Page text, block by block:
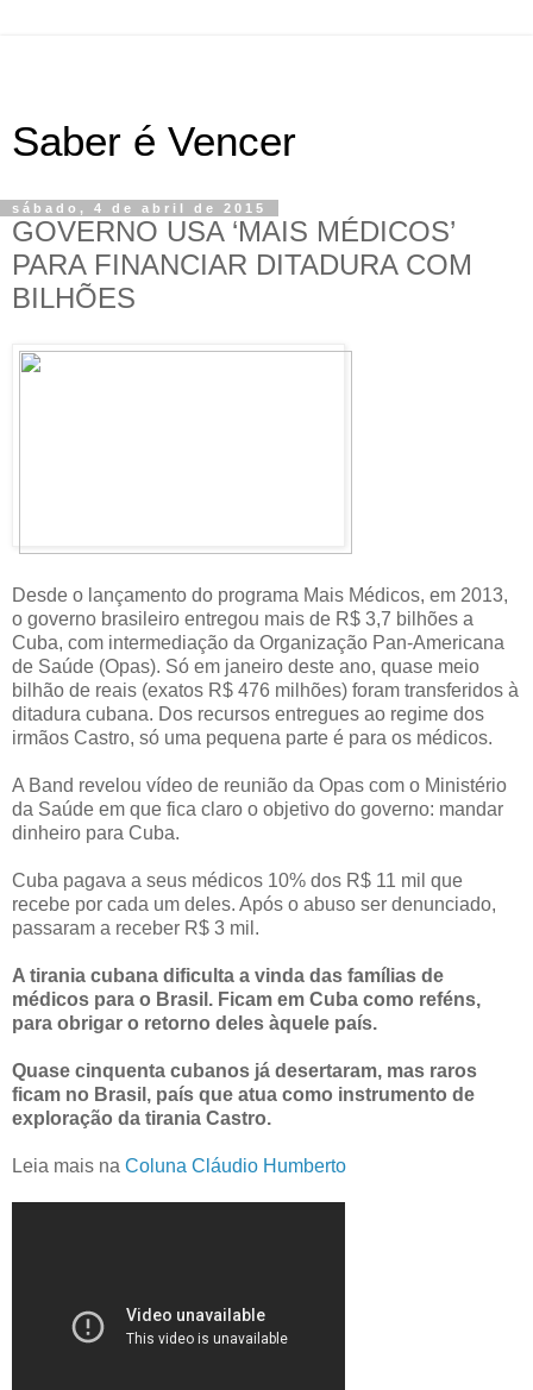
Saber é Vencer
sábado, 4 de abril de 2015
GOVERNO USA ‘MAIS MÉDICOS’
PARA FINANCIAR DITADURA COM
BILHÕES
Desde o lançamento do programa Mais Médicos, em 2013,
o governo brasileiro entregou mais de R$ 3,7 bilhões a
Cuba, com intermediação da Organização Pan-Americana
de Saúde (Opas). Só em janeiro deste ano, quase meio
bilhão de reais (exatos R$ 476 milhões) foram transferidos à
ditadura cubana. Dos recursos entregues ao regime dos
irmãos Castro, só uma pequena parte é para os médicos.
A Band revelou vídeo de reunião da Opas com o Ministério
da Saúde em que fica claro o objetivo do governo: mandar
dinheiro para Cuba.
Cuba pagava a seus médicos 10% dos R$ 11 mil que
recebe por cada um deles. Após o abuso ser denunciado,
passaram a receber R$ 3 mil.
A tirania cubana dificulta a vinda das famílias de
médicos para o Brasil. Ficam em Cuba como reféns,
para obrigar o retorno deles àquele país.
Quase cinquenta cubanos já desertaram, mas raros
ficam no Brasil, país que atua como instrumento de
exploração da tirania Castro.
Leia mais na Coluna Cláudio Humberto